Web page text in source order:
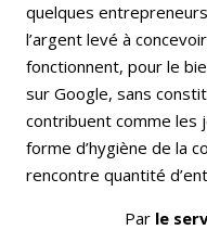
quelques
l’argent levé à
fonctionnent, pour le
sur Google, sans
contribuent comme les
forme d’hygiène de la
rencontre quantité
Par le